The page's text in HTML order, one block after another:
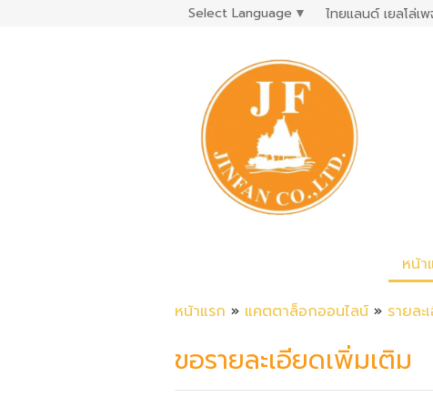
Select Language ▼ ไทยแลนด์ เยลโล่เพ
หน้า
หน้าแรก » แคตตาล็อกออนไลน์ » รายละ
ขอรายละเอียดเพิ่มเติม